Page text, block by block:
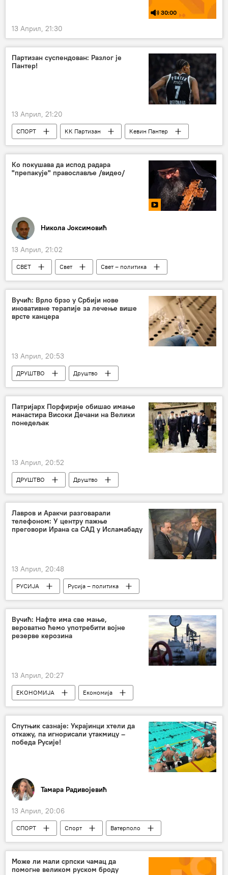
30:00
13 Април, 21:30
Партизан суспендован: Разлог је
Пантер!
13 Април, 21:20
СПОРТ КК Партизан
Кевин Пантер
Спорт
Кошарка
Ко покушава да испод радара
"препакује" православље /видео/
Никола Јоксимовић
13 Април, 21:02
СВЕТ Свет
Свет – политика
православље
раскол
расколи у православним црквама
Слободан Стојичевић
Вучић: Врло брзо у Србији нове
иновативне терапије за лечење више
врсте канцера
13 Април, 20:53
ДРУШТВО
Друштво
Србија – друштво
Србија
Патријарх Порфирије обишао имање
манастира Високи Дечани на Велики
понедељак
13 Април, 20:52
ДРУШТВО
Друштво
Србија – друштво
СПЦ
патријарх Порфирије
Лавров и Аракчи разговарали
телефоном: У центру пажње
преговори Ирана са САД у Исламабаду
13 Април, 20:48
РУСИЈА
Русија – политика
Абас Аракчи
Иран
Сергеј Лавров
Ормуски мореуз
САД
Сукоб на Блиском истоку
Вучић: Нафте има све мање,
вероватно ћемо употребити војне
резерве керозина
13 Април, 20:27
ЕКОНОМИЈА
Економија
Србија – економија
Александар Вучић
нафта
енергенти
Спутњик сазнаје: Украјинци хтели да
откажу, па игнорисали утакмицу –
победа Русије!
Тамара Радивојевић
13 Април, 20:06
СПОРТ Спорт
Ватерполо
Остали спортови
Може ли мали српски чамац да
помогне великом руском броду